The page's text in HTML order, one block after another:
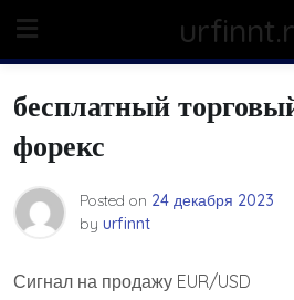
content
бесплатный
форекс
Posted on 24 декабря 2023
by urfinnt
Сигнал на продажу EUR/USD